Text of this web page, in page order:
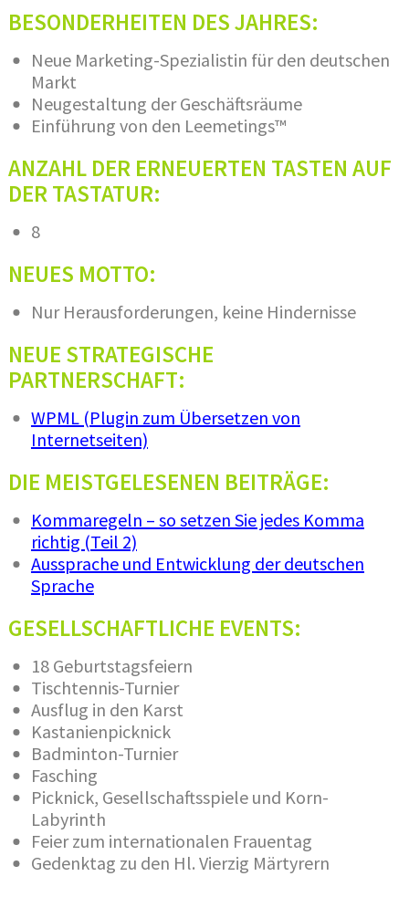
BESONDERHEITEN DES JAHRES:
Neue Marketing-Spezialistin für den deutschen
Markt
Neugestaltung der Geschäftsräume
Einführung von den Leemetings™
ANZAHL DER ERNEUERTEN TASTEN AUF
DER TASTATUR:
8
NEUES MOTTO:
Nur Herausforderungen, keine Hindernisse
NEUE STRATEGISCHE
PARTNERSCHAFT:
WPML (Plugin zum Übersetzen von
Internetseiten)
DIE MEISTGELESENEN BEITRÄGE:
Kommaregeln – so setzen Sie jedes Komma
richtig (Teil 2)
Aussprache und Entwicklung der deutschen
Sprache
GESELLSCHAFTLICHE EVENTS:
18 Geburtstagsfeiern
Tischtennis-Turnier
Ausflug in den Karst
Kastanienpicknick
Badminton-Turnier
Fasching
Picknick, Gesellschaftsspiele und Korn-
Labyrinth
Feier zum internationalen Frauentag
Gedenktag zu den Hl. Vierzig Märtyrern